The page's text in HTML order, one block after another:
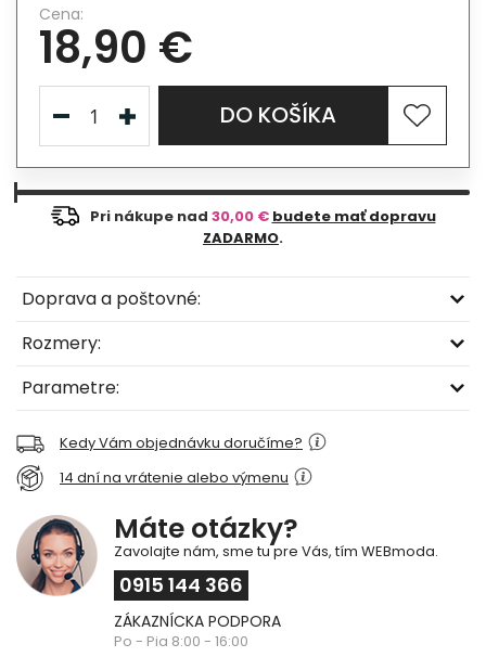
Cena:
18,90 €
DO KOŠÍKA
Pri nákupe nad 30,00 € budete mať dopravu
ZADARMO.
Doprava a poštovné:
Rozmery:
Parametre:
Kedy Vám objednávku doručíme?
14 dní na vrátenie alebo výmenu
Máte otázky?
Zavolajte nám, sme tu pre Vás, tím WEBmoda.
0915 144 366
ZÁKAZNÍCKA PODPORA
Po - Pia 8:00 - 16:00